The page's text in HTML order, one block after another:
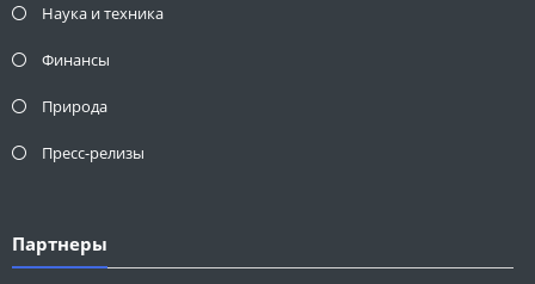
Наука и техника
Финансы
Природа
Пресс-релизы
Партнеры